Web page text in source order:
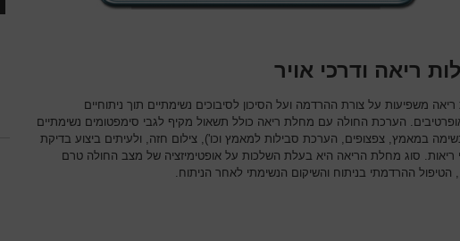
ריאה ודרכי אויר
משפיעות על צורת ההרדמה ועל הסיכון לסיבוכים נשימתיים תוך ניתוחיים
הערכת החולה עם מחלת ריאה כולל תשאול מקיף לגבי סימפטומים נשימתיים
במאמץ, צפצופים, הערכת סבילות למאמץ וכו'), צילום חזה, ולעיתים ביצוע בדיקת
ריאות. סוג מחלת הריאה היא בעלת השלכות על אופטימיזציה של מצב החולה טרם
הטיפול ההרדמתי בניתוח והשיקום הנשימתי לאחר הניתוח.